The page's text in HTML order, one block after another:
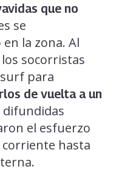
que no
se
la zona. Al
socorristas
para
de vuelta a un
difundidas
el esfuerzo
hasta